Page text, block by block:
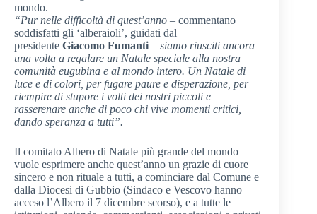
mondo.
“Pur nelle difficoltà di quest’anno – commentano
soddisfatti gli ‘alberaioli’, guidati dal
presidente Giacomo Fumanti – siamo riusciti ancora
una volta a regalare un Natale speciale alla nostra
comunità eugubina e al mondo intero. Un Natale di
luce e di colori, per fugare paure e disperazione, per
riempire di stupore i volti dei nostri piccoli e
rasserenare anche di poco chi vive momenti critici,
dando speranza a tutti”.
Il comitato Albero di Natale più grande del mondo
vuole esprimere anche quest’anno un grazie di cuore
sincero e non rituale a tutti, a cominciare dal Comune e
dalla Diocesi di Gubbio (Sindaco e Vescovo hanno
acceso l’Albero il 7 dicembre scorso), e a tutte le